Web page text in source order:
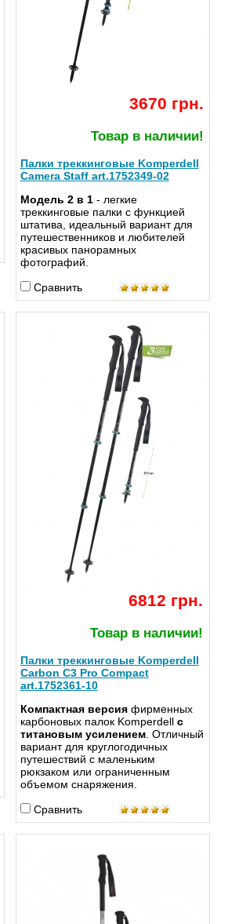
3670 грн.
Товар в наличии!
Палки треккинговые Komperdell
Camera Staff art.1752349-02
Модель 2 в 1 - легкие
треккинговые палки с функцией
штатива, идеальный вариант для
путешественников и любителей
красивых панорамных
фотографий.
Сравнить
6812 грн.
Товар в наличии!
Палки треккинговые Komperdell
Carbon C3 Pro Compact
art.1752361-10
Компактная версияфирменных
карбоновых палок Komperdellс
титановым усилением. Отличный
вариант для круглогодичных
путешествий с маленьким
рюкзаком или ограниченным
объемом снаряжения.
Сравнить